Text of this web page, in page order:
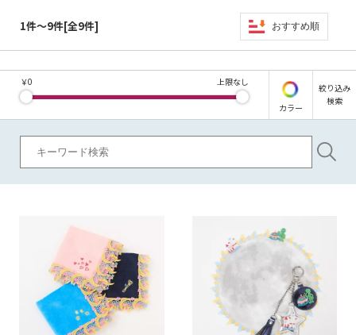
1件～9件[全9件] おすすめ順
￥0 上限なし
カラー
絞り込み
検索